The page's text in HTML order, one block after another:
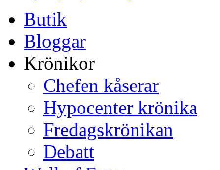
Butik
Bloggar
Krönikor
Chefen kåserar
Hypocenter krönika
Fredagskrönikan
Debatt